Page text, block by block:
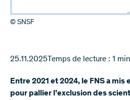
© SNSF
25.11.2025 Temps de lecture : 1
Entre 2021 et 2024, le FNS a mis
pour pallier l’exclusion des